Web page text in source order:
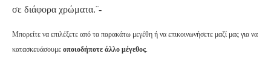
σε διάφορα χρώματα.¨-
Μπορείτε να επιλέξετε από τα παρακάτω μεγέθη ή να επικοινωνήσετε μαζί μας για να
κατασκευάσουμε οποιοδήποτε άλλο μέγεθος.